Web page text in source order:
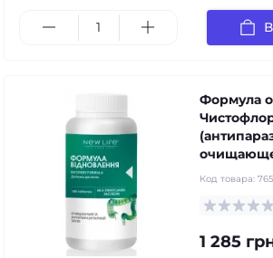
Формула
Код товара:
1 285